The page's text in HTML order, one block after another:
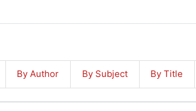
By Author By Subject By Title